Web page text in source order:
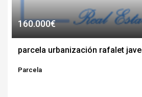
160.000€
parcela urbanización rafalet
Parcela